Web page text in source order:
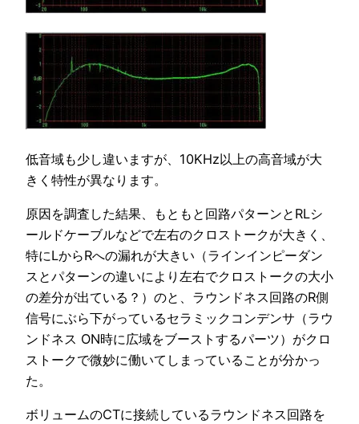
低音域も少し違いますが、10KHz以上の高音域が大
きく特性が異なります。
原因を調査した結果、もともと回路パターンとRLシ
ールドケーブルなどで左右のクロストークが大きく、
特にLからRへの漏れが大きい（ラインインピーダン
スとパターンの違いにより左右でクロストークの大小
の差分が出ている？）のと、ラウンドネス回路のR側
信号にぶら下がっているセラミックコンデンサ（ラウ
ンドネス ON時に広域をブーストするパーツ）がクロ
ストークで微妙に働いてしまっていることが分かっ
た。
ボリュームのCTに接続しているラウンドネス回路を